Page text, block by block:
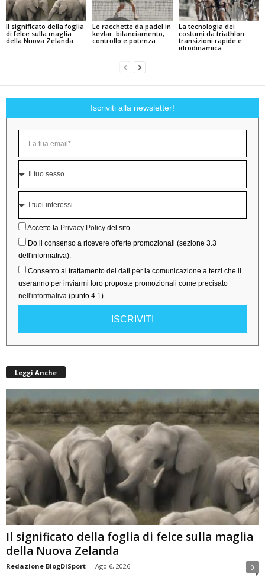
Il significato della foglia
di felce sulla maglia
della Nuova Zelanda
Le racchette da padel in
kevlar: bilanciamento,
controllo e potenza
La tecnologia dei
costumi da triathlon:
transizioni rapide e
idrodinamica
Iscriviti alla newsletter!
Accetto la Privacy Policy del sito.
Do il consenso a ricevere offerte promozionali (sezione 3.3
dell'informativa).
Consento al trattamento dei dati per la comunicazione a terzi che li
useranno per inviarmi loro proposte promozionali come precisato
nell'informativa (punto 4.1).
ISCRIVITI
Leggi Anche
Il significato della foglia di felce sulla maglia
della Nuova Zelanda
Redazione BlogDiSport - Ago 6, 2026 0